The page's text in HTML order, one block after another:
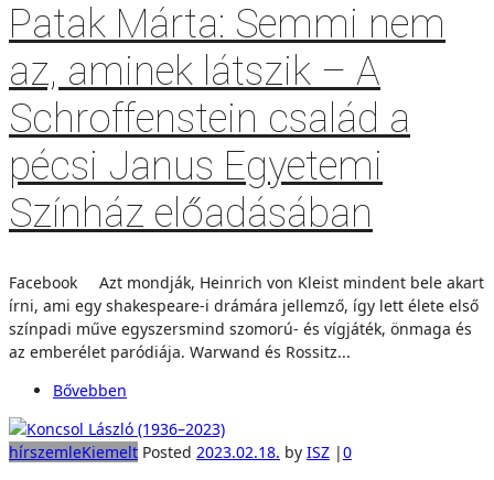
Patak Márta: Semmi nem
az, aminek látszik – A
Schroffenstein család a
pécsi Janus Egyetemi
Színház előadásában
Facebook Azt mondják, Heinrich von Kleist mindent bele akart
írni, ami egy shakespeare-i drámára jellemző, így lett élete első
színpadi műve egyszersmind szomorú- és vígjáték, önmaga és
az emberélet paródiája. Warwand és Rossitz...
Bővebben
hírszemleKiemelt Posted 2023.02.18. by ISZ |0